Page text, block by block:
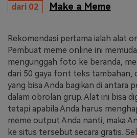
dari 02
Make a Meme
Rekomendasi pertama ialah alat
Pembuat meme online ini
mengunggah foto ke beranda,
dari 50 gaya font teks tambahan,
yang bisa Anda bagikan di antara
dalam obrolan grup. Alat ini bisa
tetapi apabila Anda harus
meme output Anda nanti, maka
ke situs tersebut secara gratis.